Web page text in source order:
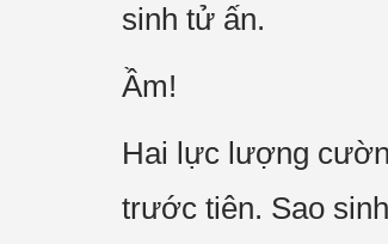
sinh tử ấn.
Ầm!
Hai lực lượng
trước tiên. Sao